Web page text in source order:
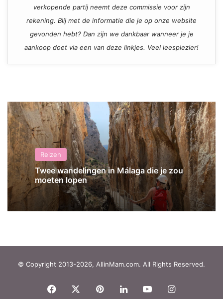
verkopende partij neemt deze commissie voor zijn
rekening. Blij met de informatie die je op onze website
gevonden hebt? Dan zijn we dankbaar wanneer je je
aankoop doet via een van deze linkjes. Veel leesplezier!
Reizen
Twee wandelingen in Málaga die je zou
moeten lopen
© Copyright 2013-2026, AllinMam.com. All Rights Reserved.
Facebook PinterestLinkedInYouTubeInstagram